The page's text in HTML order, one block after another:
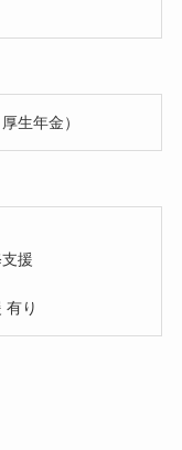
生年金）
援
有り